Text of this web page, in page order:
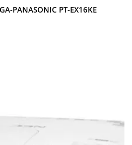
PANASONIC PT-EX16KE